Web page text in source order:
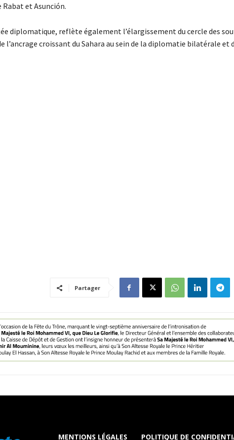
et Asunción.
diplomatique, reflète également l’élargissement du cercle des
l’ancrage croissant du Sahara au sein de la diplomatie bilatérale et
Partager
MENTIONS LÉGALES POLITIQUE DE